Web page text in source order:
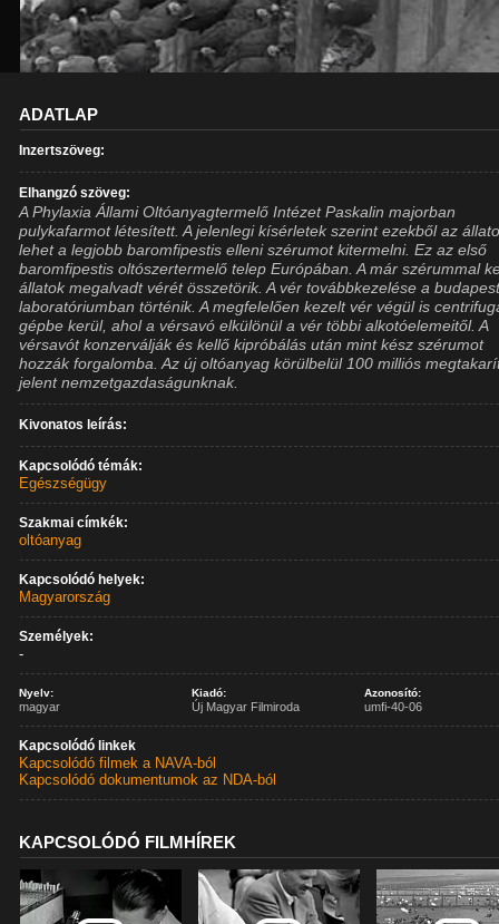
ADATLAP
Inzertszöveg:
Elhangzó szöveg:
A Phylaxia Állami Oltóanyagtermelő Intézet Paskalin majorban
pulykafarmot létesített. A jelenlegi kísérletek szerint ezekből az
lehet a legjobb baromfipestis elleni szérumot kitermelni. Ez az első
baromfipestis oltószertermelő telep Európában. A már szérummal
állatok megalvadt vérét összetörik. A vér továbbkezelése a
laboratóriumban történik. A megfelelően kezelt vér végül is
gépbe kerül, ahol a vérsavó elkülönül a vér többi alkotóelemeitől. A
vérsavót konzerválják és kellő kipróbálás után mint kész szérumot
hozzák forgalomba. Az új oltóanyag körülbelül 100 milliós
jelent nemzetgazdaságunknak.
Kivonatos leírás:
Kapcsolódó témák:
Egészségügy
Szakmai címkék:
oltóanyag
Kapcsolódó helyek:
Magyarország
Személyek:
-
Nyelv:
magyar
Kiadó:
Új Magyar Filmiroda
Azonosító:
umfi-40-06
Kapcsolódó linkek
Kapcsolódó filmek a NAVA-ból
Kapcsolódó dokumentumok az NDA-ból
KAPCSOLÓDÓ FILMHÍREK